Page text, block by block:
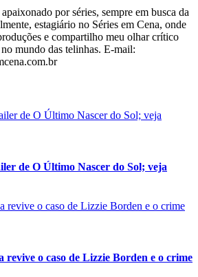
por séries, sempre em busca da
estagiário no Séries em Cena, onde
e compartilho meu olhar crítico
mundo das telinhas. E-mail:
de O Último Nascer do Sol; veja
revive o caso de Lizzie Borden e o crime